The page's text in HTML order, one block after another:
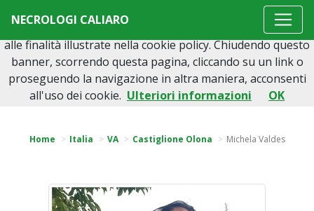
NECROLOGI CALIARO
Torna indietro
Home Italia VA Castiglione Olona Michela Valdes
Questo sito o gli strumenti terzi da questo utilizzati si
avvalgono di cookie necessari al funzionamento ed utili
alle finalità illustrate nella cookie policy. Chiudendo questo
banner, scorrendo questa pagina, cliccando su un link o
proseguendo la navigazione in altra maniera, acconsenti
all'uso dei cookie. Ulteriori informazioni OK